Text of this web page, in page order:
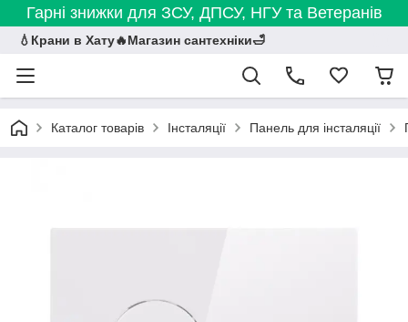
Гарні знижки для ЗСУ, ДПСУ, НГУ та Ветеранів
💧Крани в Хату🔥Магазин сантехніки🛁
Каталог товарів Інсталяції Панель для інсталяції